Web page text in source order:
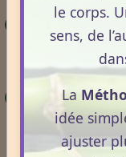
Les
veille-
nerveuse.
saison –
influencent
le corps.
sens, de
La
idée
ajuster